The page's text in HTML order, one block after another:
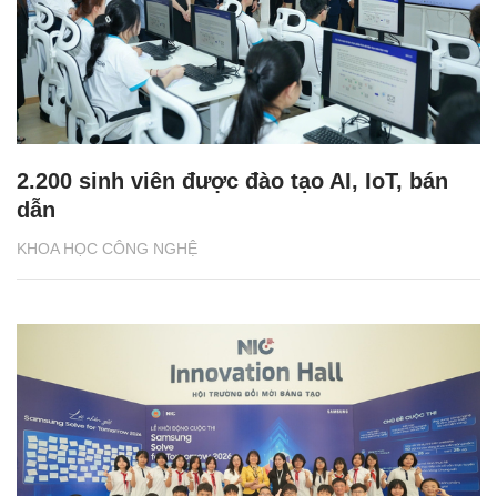
KHOA HỌC CÔNG NGHỆ
2.200 sinh viên được đào tạo AI, IoT, bán
dẫn